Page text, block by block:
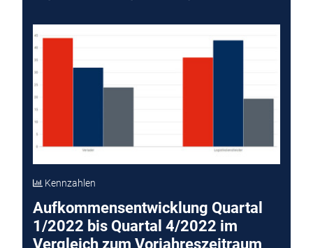
Kennzahlen
Aufkommensentwicklung Quartal
1/2022 bis Quartal 4/2022 im
Vergleich zum Vorjahreszeitraum